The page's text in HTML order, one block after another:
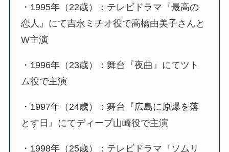
・1995年（22歳）：テレビドラマ『最高の
恋人』にて吉永ミチオ役で高橋由美子さんと
W主演
・1996年（23歳）：舞台『夜曲』にてツト
ム役で主演
・1997年（24歳）：舞台『広島に原爆を落
とす日』にてディープ山崎役で主演
・1998年（25歳）：テレビドラマ『ソムリ